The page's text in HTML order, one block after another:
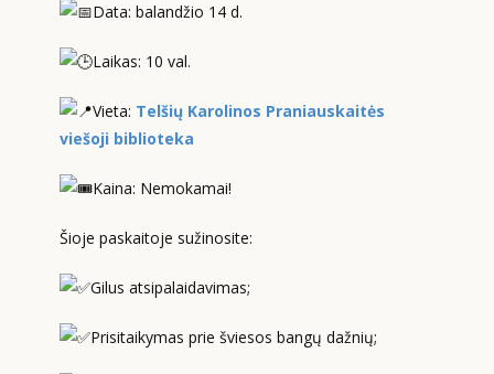
Data: balandžio 14 d.
Laikas: 10 val.
Vieta: Telšių Karolinos Praniauskaitės
viešoji biblioteka
Kaina: Nemokamai!
Šioje paskaitoje sužinosite:
Gilus atsipalaidavimas;
Prisitaikymas prie šviesos bangų dažnių;